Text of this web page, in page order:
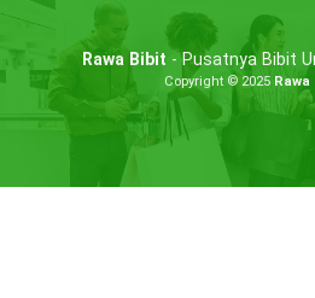
Rawa Bibit - Pusatnya Bibit
Copyright © 2025